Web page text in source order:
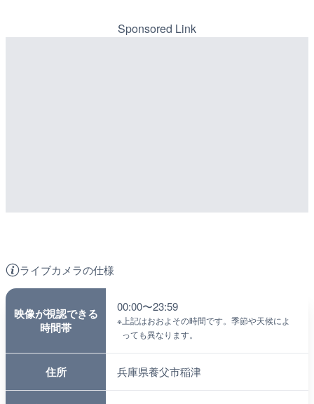
ライブカメラの仕様
映像が視認できる
時間帯
00:00〜23:59
※ 上記はおおよその時間です。季節や天候によ
っても異なります。
住所 兵庫県養父市稲津
Sponsored Link